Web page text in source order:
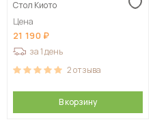
Стол Киото
Цена
21 190
за 1 день
2отзыва
В корзину